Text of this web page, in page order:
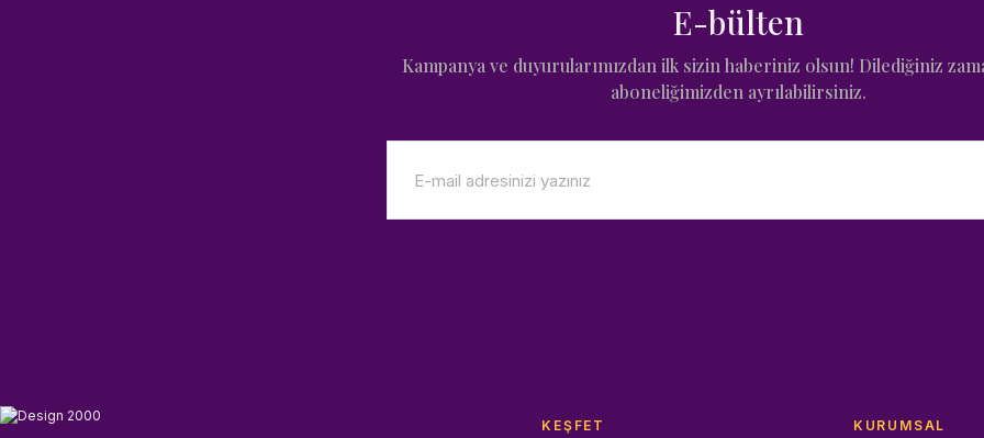
E-bülten
Kampanya ve duyurularımızdan ilk sizin haberiniz olsun! Dilediğiniz
aboneliğimizden ayrılabilirsiniz.
KEŞFET KURUMSAL